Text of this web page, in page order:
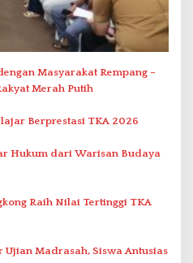
Masyarakat Rempang –
Merah Putih
Berprestasi TKA 2026
Hukum dari Warisan Budaya
Raih Nilai Tertinggi TKA
Ujian Madrasah, Siswa Antusias